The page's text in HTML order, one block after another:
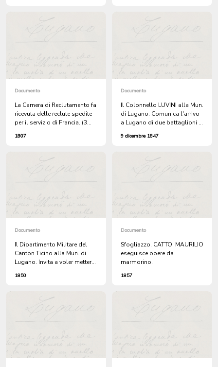
Documento
La Camera di Reclutamento fa
ricevuta delle reclute spedite
per il servizio di Francia. (3
1807
Documento
Il Colonnello LUVINI alla Mun.
di Lugano. Comunica l'arrivo
a Lugano di due battaglioni e
licenziamento.
9 dicembre 1847
Documento
Il Dipartimento Militare del
Canton Ticino alla Mun. di
Lugano. Invita a voler mettere
Commissario di Governo, un
due cannoni, restituiti al
1850
Documento
Sfogliazzo. CATTO' MAURILIO
eseguisce opere da
marmorino.
1857